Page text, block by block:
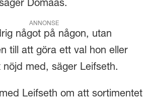
Domaas.
ANNONSE
något på någon, utan
till att göra ett val hon eller
med, säger Leifseth.
Leifseth om att sortimentet